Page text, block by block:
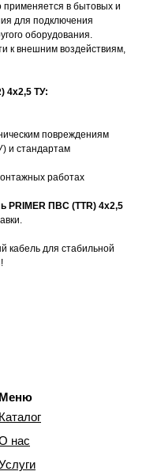
в бытовых и
для подключения
оборудования.
к внешним воздействиям,
4х2,5 ТУ:
повреждениям
и стандартам
работах
PRIMER ПВС (TTR) 4х2,5
кабель для стабильной
Меню
Каталог
нас